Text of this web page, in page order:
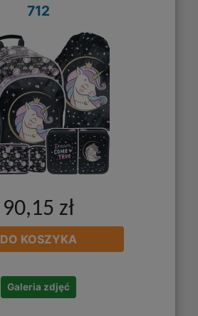
712
90,15 zł
DO KOSZYKA
Galeria zdjęć